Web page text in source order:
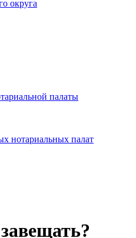
округа
палаты
нотариальных палат